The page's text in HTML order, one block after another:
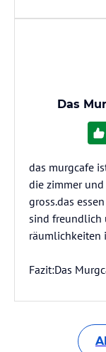
Das
das murgcafe
die zimmer
gross.das
sind freundlich
räumlichkeiten
Fazit:Das